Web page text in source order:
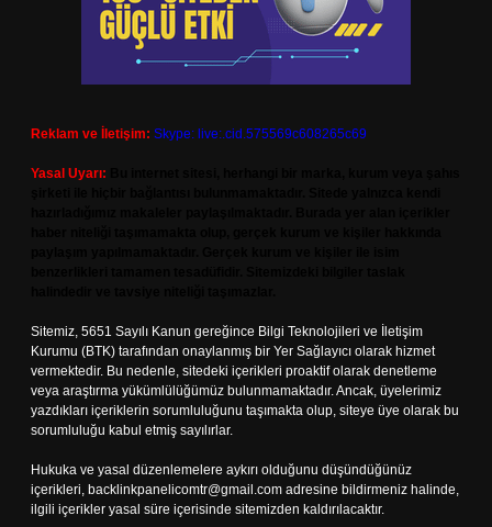
Reklam ve İletişim: Skype: live:.cid.575569c608265c69
Yasal Uyarı:
Sitemiz, 5651 Sayılı Kanun gereğince Bilgi Teknolojileri ve İletişim
Kurumu (BTK) tarafından onaylanmış bir Yer Sağlayıcı olarak hizmet
vermektedir. Bu nedenle, sitedeki içerikleri proaktif olarak denetleme
veya araştırma yükümlülüğümüz bulunmamaktadır. Ancak, üyelerimiz
yazdıkları içeriklerin sorumluluğunu taşımakta olup, siteye üye olarak bu
sorumluluğu kabul etmiş sayılırlar.
Hukuka ve yasal düzenlemelere aykırı olduğunu düşündüğünüz
içerikleri, backlinkpanelicomtr@gmail.com adresine bildirmeniz halinde,
ilgili içerikler yasal süre içerisinde sitemizden kaldırılacaktır.